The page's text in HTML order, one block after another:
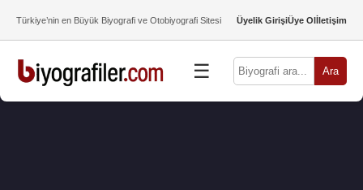
Türkiye’nin en Büyük Biyografi ve Otobiyografi Sitesi Üyelik GirişiÜye Olİletişim
☰ Ara